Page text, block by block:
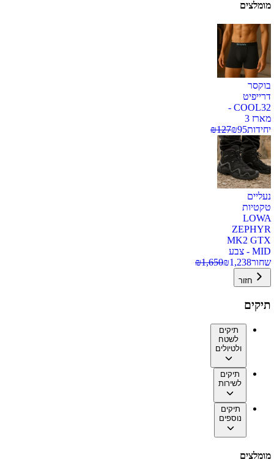
מומלצים
בוקסר
דרייפיט
COOL32 -
מארז 3
יחידות
₪95
₪127
נעליים
טקטיות
LOWA
ZEPHYR
MK2 GTX
MID - צבע
שחור
₪1,238
₪1,650
חזור
תיקים
תיקים
לשטח
ולטיולים
תיקים
לשירות
תיקים
נוספים
מומלצים